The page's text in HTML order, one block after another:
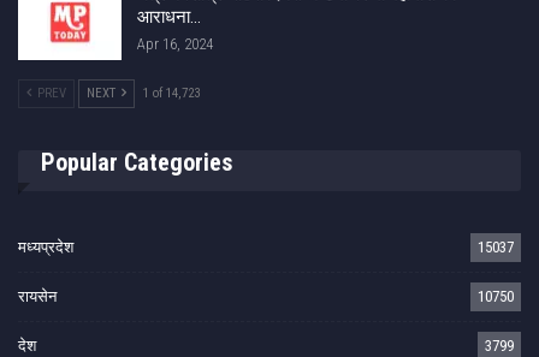
आराधना…
Apr 16, 2024
PREV NEXT 1 of 14,723
Popular Categories
मध्यप्रदेश 15037
रायसेन 10750
देश 3799